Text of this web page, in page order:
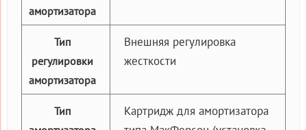
амортизатора
Тип
регулировки
амортизатора
Внешняя регулировка
жесткости
Тип
Картридж для амортизатора